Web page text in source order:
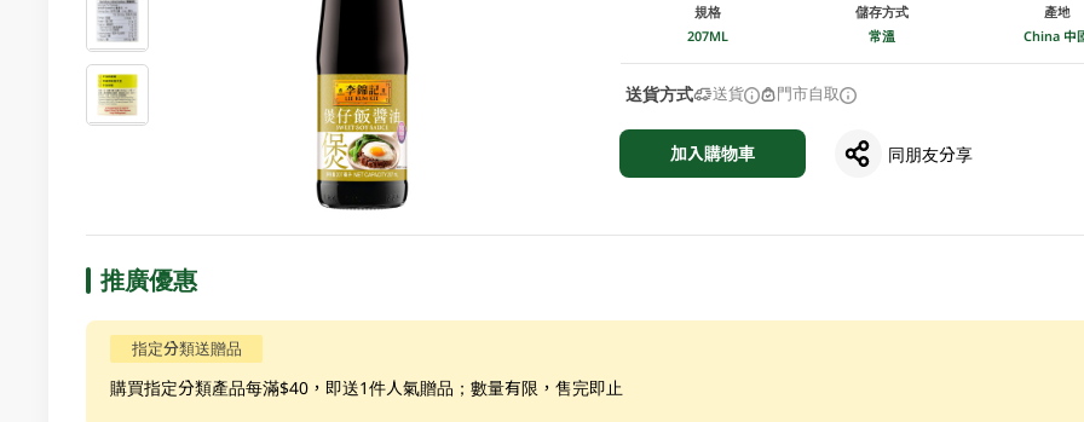
規格
207ML
儲存方式
常溫
產地
China 中
送貨方式 送貨 門市自取
加入購物車 同朋友分享
推廣優惠
指定分類送贈品
購買指定分類產品每滿$40，即送1件人氣贈品；數量有限，售完即止